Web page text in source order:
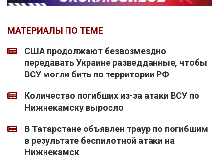
МАТЕРИАЛЫ ПО ТЕМЕ
США продолжают безвозмездно
передавать Украине разведданные, чтобы
ВСУ могли бить по территории РФ
Количество погибших из-за атаки ВСУ по
Нижнекамску выросло
В Татарстане объявлен траур по погибшим
в результате беспилотной атаки на
Нижнекамск